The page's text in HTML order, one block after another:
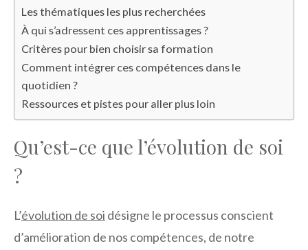
Les thématiques les plus recherchées
À qui s’adressent ces apprentissages ?
Critères pour bien choisir sa formation
Comment intégrer ces compétences dans le
quotidien ?
Ressources et pistes pour aller plus loin
Qu’est-ce que l’évolution de soi
?
L’évolution de soi désigne le processus conscient
d’amélioration de nos compétences, de notre